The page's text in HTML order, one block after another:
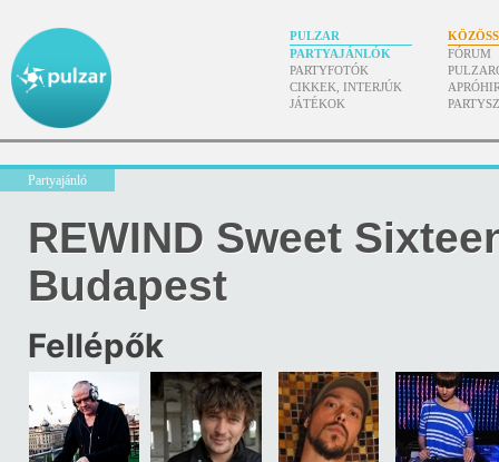
PULZAR
PARTYAJÁNLÓK
PARTYFOTÓK
CIKKEK, INTERJÚK
JÁTÉKOK
FÓRUM
Partyajánló
REWIND Sweet
Budapest
Fellépők